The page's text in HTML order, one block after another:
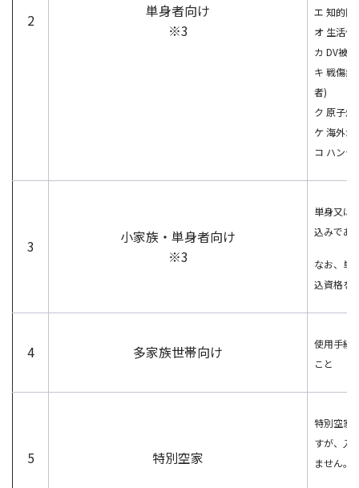
2
単身者向け
※3
エ 知的障
オ 生活保
カ DV被
キ 戦傷病
者)
ク 原子爆
ケ 海外か
コ ハンセ
3
小家族・単身者向け
※3
単身又は
込みであ
なお、単
込資格を
4 多家族世帯向け
使用手続
こと
5 特別空家
特別空家
すが、入
ません。